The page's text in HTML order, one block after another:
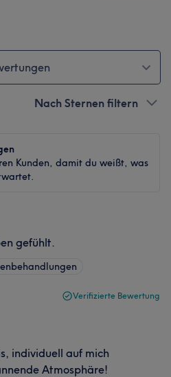
Nach Sternen filtern
Kunden, damit du weißt, was
gefühlt.
Verifizierte Bewertung
individuell auf mich
Atmosphäre!